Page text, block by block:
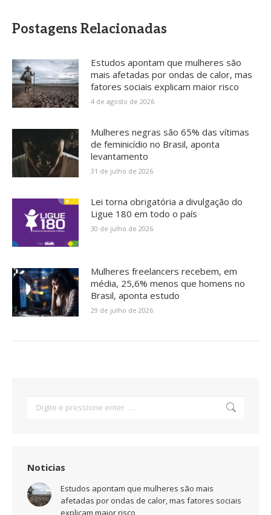
Postagens Relacionadas
Estudos apontam que mulheres são
mais afetadas por ondas de calor, mas
fatores sociais explicam maior risco
4 de agosto de 2026
Mulheres negras são 65% das vítimas
de feminicídio no Brasil, aponta
levantamento
31 de julho de 2026
Lei torna obrigatória a divulgação do
Ligue 180 em todo o país
30 de julho de 2026
Mulheres freelancers recebem, em
média, 25,6% menos que homens no
Brasil, aponta estudo
29 de julho de 2026
Noticias
Estudos apontam que mulheres são mais
afetadas por ondas de calor, mas fatores sociais
explicam maior risco